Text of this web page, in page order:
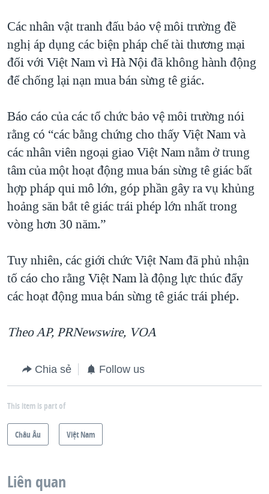
Các nhân vật tranh đấu bảo vệ môi trường đề
nghị áp dụng các biện pháp chế tài thương mại
đối với Việt Nam vì Hà Nội đã không hành động
để chống lại nạn mua bán sừng tê giác.
Báo cáo của các tổ chức bảo vệ môi trường nói
rằng có “các bằng chứng cho thấy Việt Nam và
các nhân viên ngoại giao Việt Nam nằm ở trung
tâm của một hoạt động mua bán sừng tê giác bất
hợp pháp qui mô lớn, góp phần gây ra vụ khủng
hoảng săn bắt tê giác trái phép lớn nhất trong
vòng hơn 30 năm.”
Tuy nhiên, các giới chức Việt Nam đã phủ nhận
tố cáo cho rằng Việt Nam là động lực thúc đẩy
các hoạt động mua bán sừng tê giác trái phép.
Theo AP, PRNewswire, VOA
Chia sẻ Follow us
This item is part of
Châu Âu Việt Nam
Liên quan